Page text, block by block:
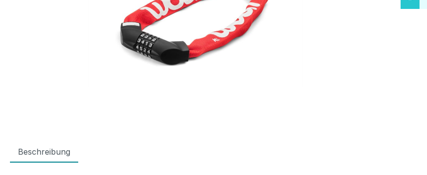
Beschreibung